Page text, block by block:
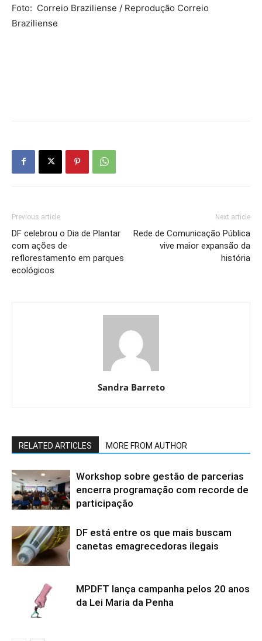
Foto: Correio Braziliense / Reprodução Correio
Braziliense
Previous article
DF celebrou o Dia de Plantar
com ações de
reflorestamento em parques
ecológicos
Next article
Rede de Comunicação Pública
vive maior expansão da
história
Sandra Barreto
RELATED ARTICLES MORE FROM AUTHOR
Workshop sobre gestão de parcerias
encerra programação com recorde de
participação
DF está entre os que mais buscam
canetas emagrecedoras ilegais
MPDFT lança campanha pelos 20 anos
da Lei Maria da Penha